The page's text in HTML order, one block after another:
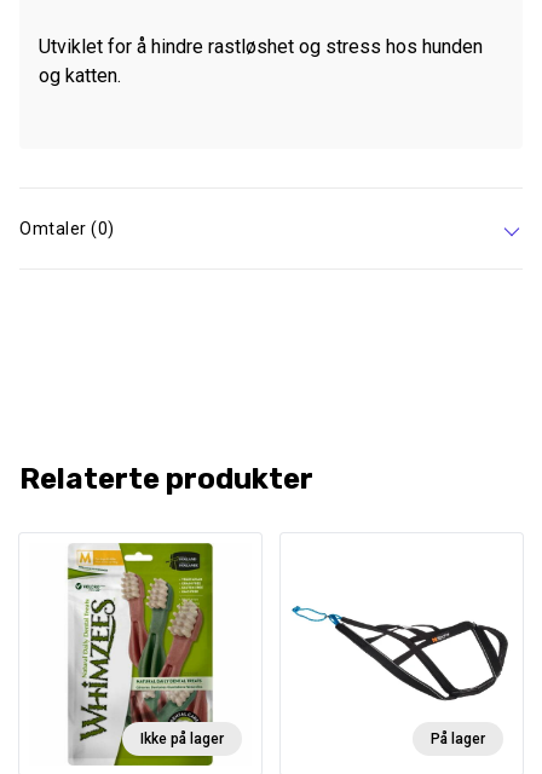
Utviklet for å hindre rastløshet og stress hos hunden
og katten.
Omtaler (0)
Relaterte produkter
Ikke på lager På lager